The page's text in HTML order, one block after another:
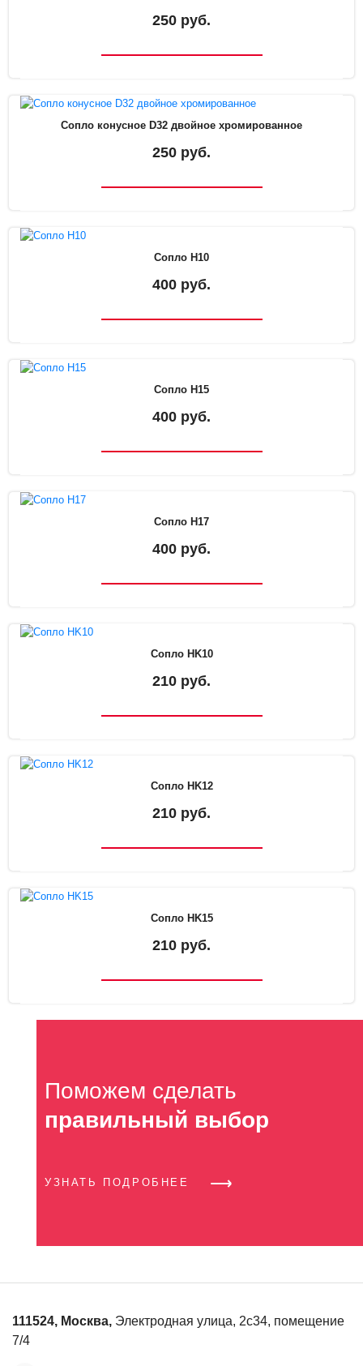
250 руб.
Сопло конусное D32 двойное хромированное
250 руб.
Сопло H10
400 руб.
Сопло H15
400 руб.
Сопло H17
400 руб.
Сопло HK10
210 руб.
Сопло HK12
210 руб.
Сопло HK15
210 руб.
Поможем сделать
правильный выбор
УЗНАТЬ ПОДРОБНЕЕ
111524, Москва, Электродная улица, 2с34, помещение
7/4